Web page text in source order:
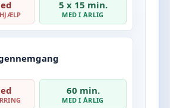
5 x 15 min.
MED I ÅRLIG
60 min.
MED I ÅRLIG